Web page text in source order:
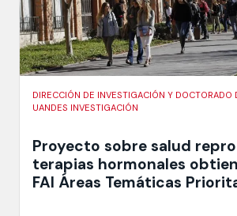
DIRECCIÓN DE INVESTIGACIÓN Y DOCTORADO
UANDES INVESTIGACIÓN
Proyecto sobre salud
terapias hormonales
FAI Áreas Temáticas